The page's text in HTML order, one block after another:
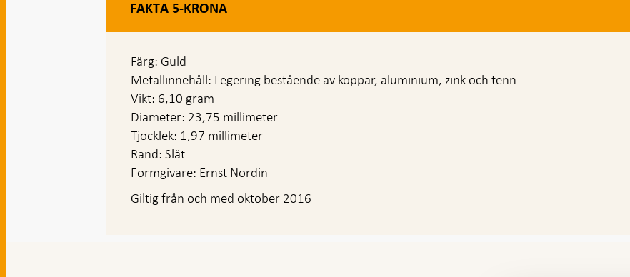
FAKTA 5-KRONA
Färg: Guld
Metallinnehåll: Legering bestående av koppar, aluminium, zink och tenn
Vikt: 6,10 gram
Diameter: 23,75 millimeter
Tjocklek: 1,97 millimeter
Rand: Slät
Formgivare: Ernst Nordin
Giltig från och med oktober 2016